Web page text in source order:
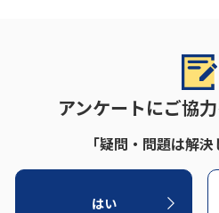
アンケートにご協
「疑問・問題は解決
はい